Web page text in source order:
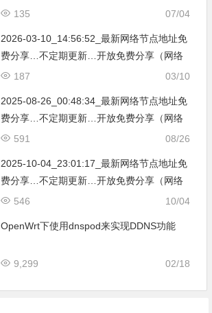
免费节点香港|日本|韩国|新加坡|台湾|马来西
07/04
135
2026-03-10_14:56:52_最新网络节点地址免
费分享…不定期更新…开放免费分享（网络
免费节点香港|日本|韩国|新加坡|台湾|马来西
03/10
187
2025-08-26_00:48:34_最新网络节点地址免
费分享…不定期更新…开放免费分享（网络
免费节点香港|日本|韩国|新加坡|台湾|马来西
08/26
591
2025-10-04_23:01:17_最新网络节点地址免
费分享…不定期更新…开放免费分享（网络
免费节点香港|日本|韩国|新加坡|台湾|马来西
10/04
546
OpenWrt下使用dnspod来实现DDNS功能
02/18
9,299